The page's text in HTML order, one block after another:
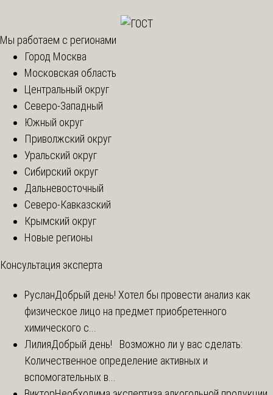
Мы работаем с регионами
Город Москва
Московская область
Центральный округ
Северо-Западный
Южный округ
Приволжский округ
Уральский округ
Сибирский округ
Дальневосточный
Северо-Кавказский
Крымский округ
Новые регионы
Консультация эксперта
РусланДобрый день! Хотел бы провести анализ как
физическое лицо на предмет приобретенного
химического с...
ЛилияДобрый день! Возможно ли у вас сделать:
Количественное определение активных и
вспомогательных в...